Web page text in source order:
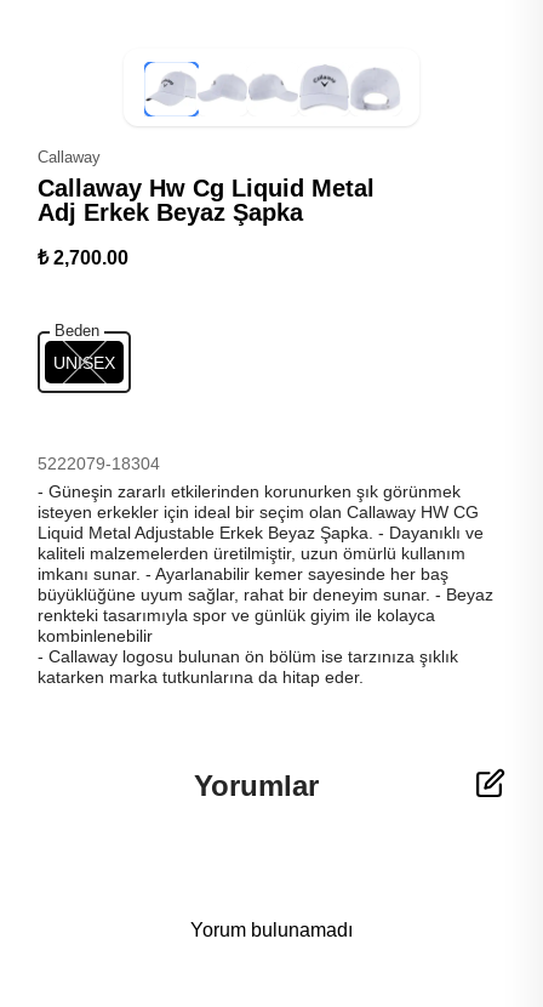
Callaway
Callaway Hw Cg Liquid Metal
Adj Erkek Beyaz Şapka
₺ 2,700.00
Beden
UNISEX
5222079-18304
- Güneşin zararlı etkilerinden korunurken şık görünmek
isteyen erkekler için ideal bir seçim olan Callaway HW CG
Liquid Metal Adjustable Erkek Beyaz Şapka. - Dayanıklı ve
kaliteli malzemelerden üretilmiştir, uzun ömürlü kullanım
imkanı sunar. - Ayarlanabilir kemer sayesinde her baş
büyüklüğüne uyum sağlar, rahat bir deneyim sunar. - Beyaz
renkteki tasarımıyla spor ve günlük giyim ile kolayca
kombinlenebilir
- Callaway logosu bulunan ön bölüm ise tarzınıza şıklık
katarken marka tutkunlarına da hitap eder.
Yorumlar
Yorum bulunamadı